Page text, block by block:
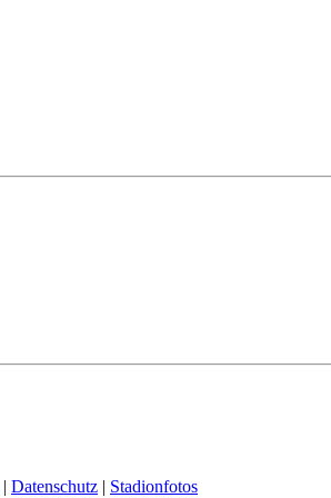
| Datenschutz | Stadionfotos